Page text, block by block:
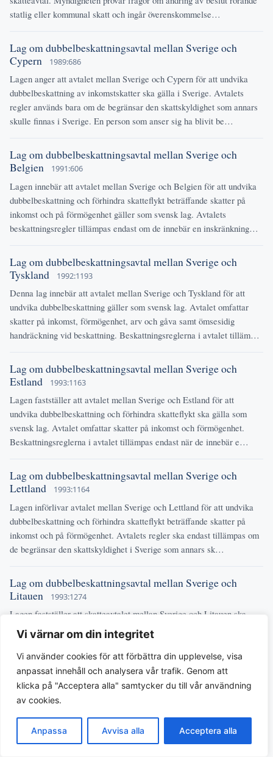
Vi värnar om din integritet
Vi använder cookies för att förbättra din upplevelse, visa
anpassat innehåll och analysera vår trafik. Genom att
klicka på "Acceptera alla" samtycker du till vår användning
av cookies.
Anpassa Avvisa alla Acceptera alla
statlig eller kommunal skatt och ingår överenskommelse…
Lag om dubbelbeskattningsavtal mellan Sverige och
Cypern
1989:686
Lagen anger att avtalet mellan Sverige och Cypern för att undvika
dubbelbeskattning av inkomstskatter ska gälla i Sverige. Avtalets
regler används bara om de begränsar den skattskyldighet som annars
skulle finnas i Sverige. En person som anser sig ha blivit be…
Lag om dubbelbeskattningsavtal mellan Sverige och
Belgien
1991:606
Lagen innebär att avtalet mellan Sverige och Belgien för att undvika
dubbelbeskattning och förhindra skatteflykt beträffande skatter på
inkomst och på förmögenhet gäller som svensk lag. Avtalets
beskattningsregler tillämpas endast om de innebär en inskränkning…
Lag om dubbelbeskattningsavtal mellan Sverige och
Tyskland
1992:1193
Denna lag innebär att avtalet mellan Sverige och Tyskland för att
undvika dubbelbeskattning gäller som svensk lag. Avtalet omfattar
skatter på inkomst, förmögenhet, arv och gåva samt ömsesidig
handräckning vid beskattning. Beskattningsreglerna i avtalet tilläm…
Lag om dubbelbeskattningsavtal mellan Sverige och
Estland
1993:1163
Lagen fastställer att avtalet mellan Sverige och Estland för att
undvika dubbelbeskattning och förhindra skatteflykt ska gälla som
svensk lag. Avtalet omfattar skatter på inkomst och förmögenhet.
Beskattningsreglerna i avtalet tillämpas endast när de innebär e…
Lag om dubbelbeskattningsavtal mellan Sverige och
Lettland
1993:1164
Lagen införlivar avtalet mellan Sverige och Lettland för att undvika
dubbelbeskattning och förhindra skatteflykt beträffande skatter på
inkomst och på förmögenhet. Avtalets regler ska endast tillämpas om
de begränsar den skattskyldighet i Sverige som annars sk…
Lag om dubbelbeskattningsavtal mellan Sverige och
Litauen
1993:1274
Lagen fastställer att skatteavtalet mellan Sverige och Litauen ska
gälla som lag i Sverige. Syftet är att undvika dubbelbeskattning och
förhindra skatteflykt beträffande skatter på inkomst och på
förmögenhet. Avtalets beskattningsregler tillämpas endast om de …
Lag om avtal mellan Sveriges Exportråd och Taipeis
delegation i Sverige beträffande skatter på inkomst
2004:982
Lagen innebär att avtalet mellan Sveriges Exportråd och Taipeis
delegation i Sverige om undvikande av dubbelbeskattning och